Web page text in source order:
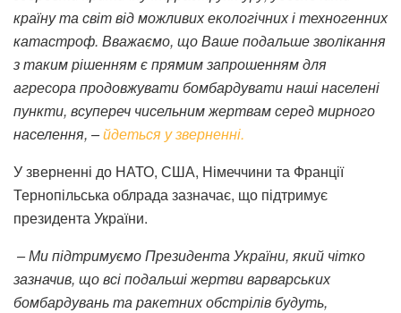
країну та світ від можливих екологічних і техногенних
катастроф. Вважаємо, що Ваше подальше зволікання
з таким рішенням є прямим запрошенням для
агресора продовжувати бомбардувати наші населені
пункти, всупереч чисельним жертвам серед мирного
населення, –йдеться у зверненні.
У зверненні до НАТО, США, Німеччини та Франції
Тернопільська облрада зазначає, що підтримує
президента України.
– Ми підтримуємо Президента України, який чітко
зазначив, що всі подальші жертви варварських
бомбардувань та ракетних обстрілів будуть,